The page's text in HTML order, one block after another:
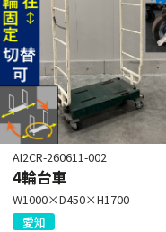
AI2CR-260611-002
4輪台車
W1000×D450×H1700
愛知